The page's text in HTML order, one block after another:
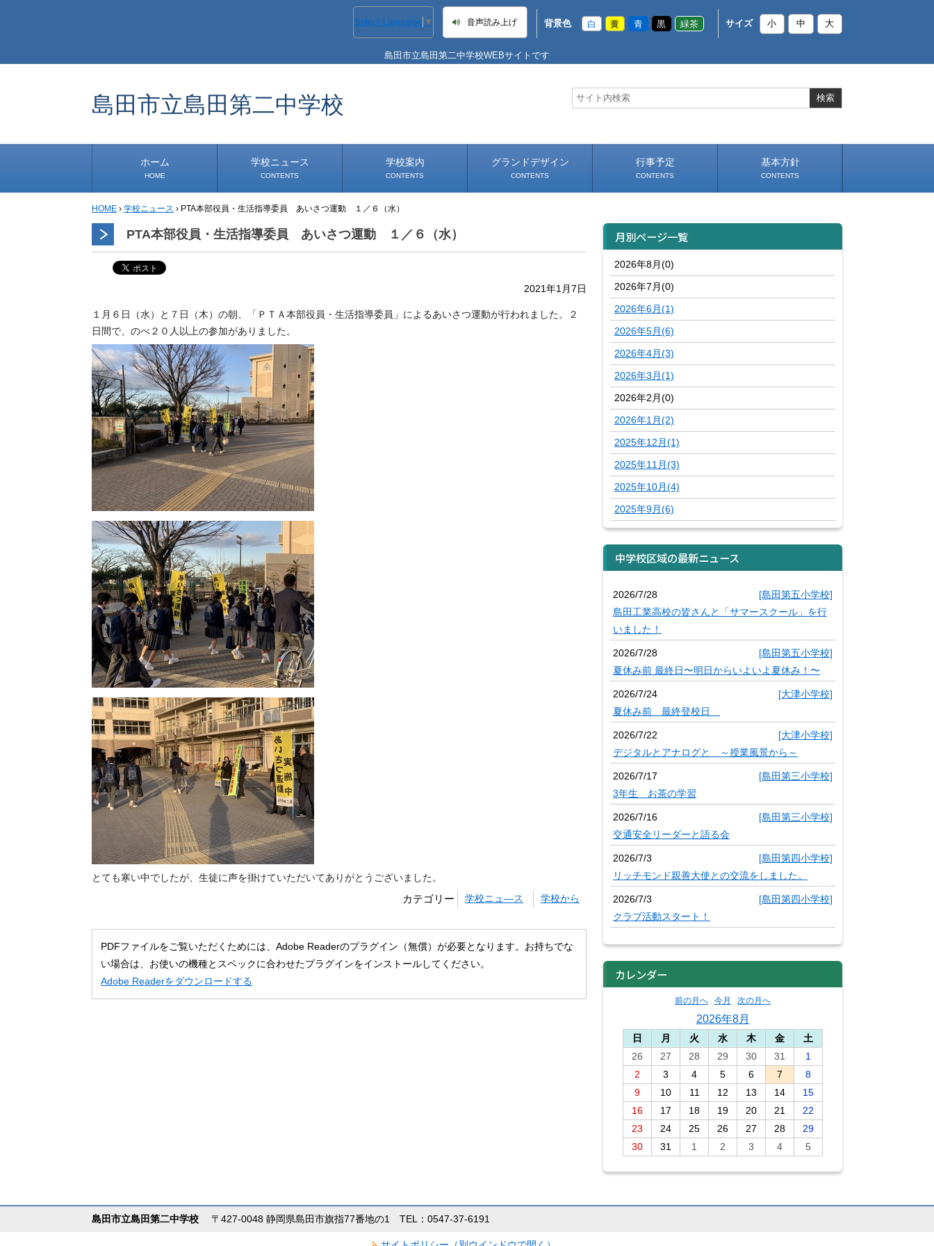
Select Language ▼ 音声読み上げ 背景色 白 黄 青 黒 緑茶 サイズ 小 中 大
島田市立島田第二中学校WEBサイトです
島田市立島田第二中学校
ホーム
HOME
学校ニュース
CONTENTS
学校から
安心・安全
1年生
2年生
3年生
事務・保健室から
児童会・部活から
研修
小中連携事業
その他
学校案内
CONTENTS
学校長あいさつ
学校へのアクセス
グランドデザイン
CONTENTS
行事予定
CONTENTS
基本方針
CONTENTS
HOME › 学校ニュース › PTA本部役員・生活指導委員 あいさつ運動 １／６（水）
PTA本部役員・生活指導委員 あいさつ運動 １／６（水）
2021年1月7日
１月６日（水）と７日（木）の朝、「ＰＴＡ本部役員・生活指導委員」によるあいさつ運動が行われました。２
日間で、のべ２０人以上の参加がありました。
とても寒い中でしたが、生徒に声を掛けていただいてありがとうございました。
カテゴリー 学校ニュ―ス 学校から
PDFファイルをご覧いただくためには、Adobe Readerのプラグイン（無償）が必要となります。お持ちでな
い場合は、お使いの機種とスペックに合わせたプラグインをインストールしてください。
Adobe Readerをダウンロードする
月別ページ一覧
2026年8月(0)
2026年7月(0)
2026年6月(1)
2026年5月(6)
2026年4月(3)
2026年3月(1)
2026年2月(0)
2026年1月(2)
2025年12月(1)
2025年11月(3)
2025年10月(4)
2025年9月(6)
中学校区域の最新ニュース
2026/7/28
[島田第五小学校]
島田工業高校の皆さんと「サマースクール」を行
いました！
2026/7/28
[島田第五小学校]
夏休み前 最終日〜明日からいよいよ夏休み！〜
2026/7/24
[大津小学校]
夏休み前 最終登校日
2026/7/22
[大津小学校]
デジタルとアナログと ～授業風景から～
2026/7/17
[島田第三小学校]
3年生 お茶の学習
2026/7/16
[島田第三小学校]
交通安全リーダーと語る会
2026/7/3
[島田第四小学校]
リッチモンド親善大使との交流をしました。
2026/7/3
[島田第四小学校]
クラブ活動スタート！
カレンダー
前の月へ 今月 次の月へ
2026年8月
日 月 火 水 木 金
土
26
27 28 29 30 31
1
2
3 4 5 6 7
8
9
10 11 12 13 14
15
16
17 18 19 20 21
22
23
24 25 26 27 28
29
30
31 1 2 3 4 5
島田市立島田第二中学校 〒427-0048 静岡県島田市旗指77番地の1 TEL：0547-37-6191